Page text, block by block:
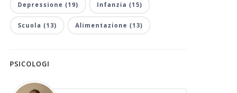
Depressione (19) Infanzia (15)
Scuola (13) Alimentazione (13)
PSICOLOGI